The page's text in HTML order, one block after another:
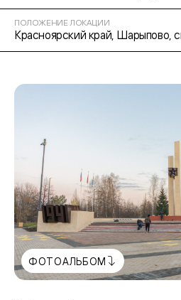
ПОЛОЖЕНИЕ ЛОКАЦИИ
Красноярский край, Шарыпово,
ФОТОАЛЬБОМ